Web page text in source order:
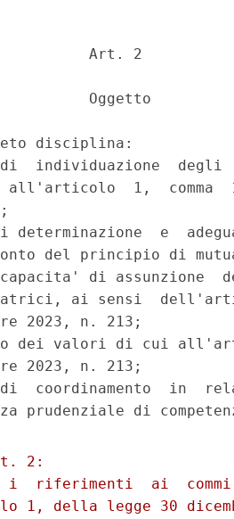
Art. 2
Oggetto
disciplina:
individuazione  degli
1,  comma
determinazione  e
del principio di
di assunzione
ai sensi
2023, n. 213;
dei valori di cui
2023, n. 213;
coordinamento  in
2:
i  riferimenti  ai
1, della legge 30